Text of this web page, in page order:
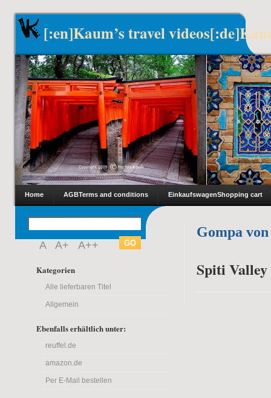
[:en]Kaum’s travel
Home AGBTerms and conditions EinkaufswagenShopping cart
A A+ A++
Kategorien
Alle lieferbaren Titel
Allgemein
Ebenfalls erhältlich unter:
reuffel.de
amazon.de
Per E-Mail bestellen
Gompa
Spiti Valley